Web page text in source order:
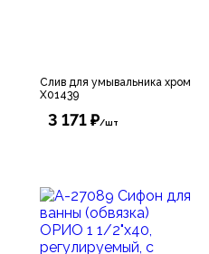
Слив для умывальника хром
X01439
3 171 ₽/шт